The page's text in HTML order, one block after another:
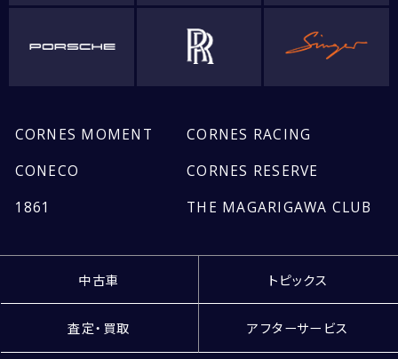
CORNES MOMENT
CORNES RACING
CONECO
CORNES RESERVE
1861
THE MAGARIGAWA CLUB
中古車 トピックス
査定・買取 アフターサービス